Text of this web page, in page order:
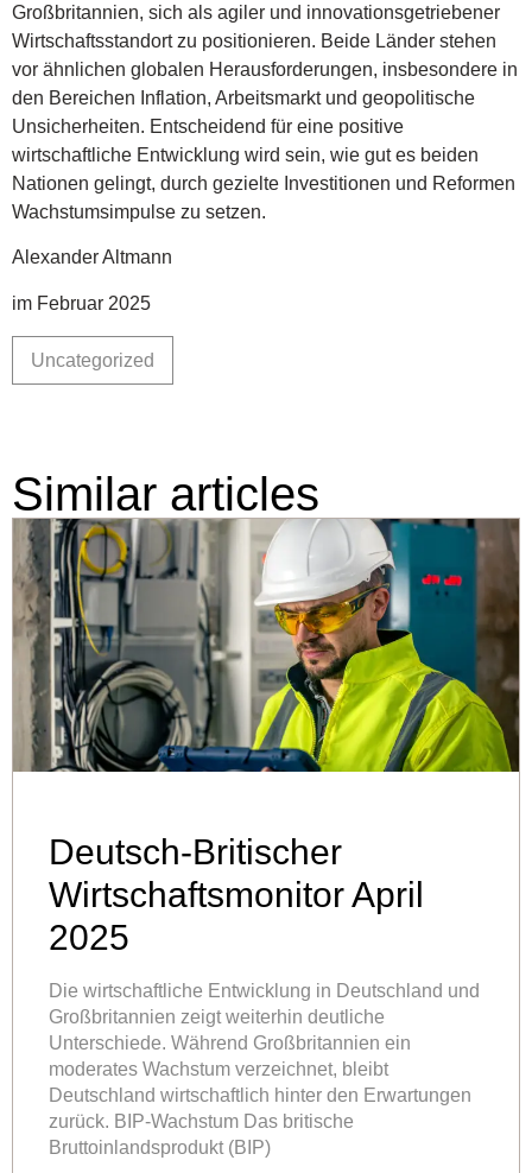
Großbritannien, sich als agiler und innovationsgetriebener
Wirtschaftsstandort zu positionieren. Beide Länder stehen
vor ähnlichen globalen Herausforderungen, insbesondere in
den Bereichen Inflation, Arbeitsmarkt und geopolitische
Unsicherheiten. Entscheidend für eine positive
wirtschaftliche Entwicklung wird sein, wie gut es beiden
Nationen gelingt, durch gezielte Investitionen und Reformen
Wachstumsimpulse zu setzen.
Alexander Altmann
im Februar 2025
Uncategorized
Similar articles
Deutsch-Britischer
Wirtschaftsmonitor April
2025
Die wirtschaftliche Entwicklung in Deutschland und
Großbritannien zeigt weiterhin deutliche
Unterschiede. Während Großbritannien ein
moderates Wachstum verzeichnet, bleibt
Deutschland wirtschaftlich hinter den Erwartungen
zurück. BIP-Wachstum Das britische
Bruttoinlandsprodukt (BIP)